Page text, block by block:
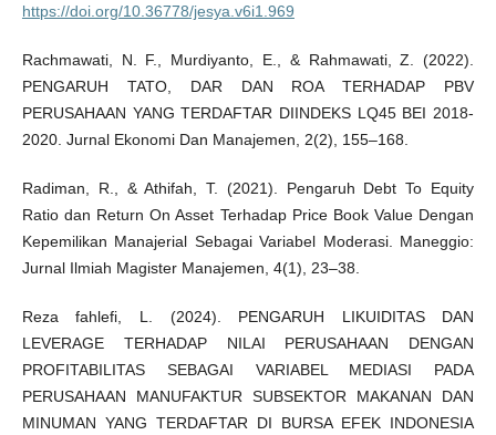
https://doi.org/10.36778/jesya.v6i1.969
Rachmawati, N. F., Murdiyanto, E., & Rahmawati, Z. (2022).
PENGARUH TATO, DAR DAN ROA TERHADAP PBV
PERUSAHAAN YANG TERDAFTAR DIINDEKS LQ45 BEI 2018-
2020. Jurnal Ekonomi Dan Manajemen, 2(2), 155–168.
Radiman, R., & Athifah, T. (2021). Pengaruh Debt To Equity
Ratio dan Return On Asset Terhadap Price Book Value Dengan
Kepemilikan Manajerial Sebagai Variabel Moderasi. Maneggio:
Jurnal Ilmiah Magister Manajemen, 4(1), 23–38.
Reza fahlefi, L. (2024). PENGARUH LIKUIDITAS DAN
LEVERAGE TERHADAP NILAI PERUSAHAAN DENGAN
PROFITABILITAS SEBAGAI VARIABEL MEDIASI PADA
PERUSAHAAN MANUFAKTUR SUBSEKTOR MAKANAN DAN
MINUMAN YANG TERDAFTAR DI BURSA EFEK INDONESIA